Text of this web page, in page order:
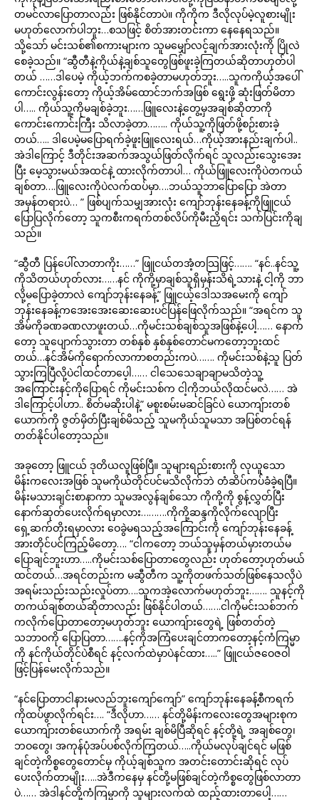
တမင်လာပြောတာလည်း ဖြစ်နိုင်တာပဲ။ ကိုကိုက ဒီလိုလုပ်မဲ့လူစားမျိုး
မဟုတ်လောက်ပါဘူး…စသဖြင့် စိတ်အားတင်းကာ နေနေရသည်။
သို့သော် မင်းသစ်၏စကားများက သူမမျှော်လင့်ချက်အားလုံးကို ပြိုလဲ
စေခဲ့သည်။ “ဆွီတီနဲ့ကိုယ်နဲ့ချစ်သူတွေဖြစ်ဖူးခဲ့ကြတယ်ဆိုတာဟုတ်ပါ
တယ် ……ဒါပေမဲ့ ကိုယ့်ဘက်ကစခဲ့တာမဟုတ်ဘူး…..သူကကိုယ့်အပေါ်
ကောင်းလွန်းတော့ ကိုယ့်အိမ်ထောင်ဘက်အဖြစ် ရွေးဖို့ ဆုံးဖြတ်မိတာ
ပါ….. ကိုယ်သူ့ကိုမချစ်ခဲ့ဘူး……ဖြူလေးနဲ့တွေ့မှအချစ်ဆိုတာကို
ကောင်းကောင်းကြီး သိလာခဲ့တာ…….. ကိုယ်သူ့ကိုဖြတ်ဖို့စဉ်းစားခဲ့
တယ်….. ဒါပေမဲ့မပြောရက်ခဲ့ဖူးဖြူလေးရယ်…ကိုယ့်အားနည်းချက်ပါ..
အဲဒါကြောင့် ဒီတိုင်းအဆက်အသွယ်ဖြတ်လိုက်ရင် သူလည်းသွေးအေး
ပြီး မေ့သွားမယ်အထင်နဲ့ ထားလိုက်တာပါ… ကိုယ်ဖြူလေးကိုပဲတကယ်
ချစ်တာ….ဖြူလေးကိုပဲလက်ထပ်မှာ….ဘယ်သူဘာပြောပြော အဲတာ
အမှန်တရားပဲ… ” ဖြစ်ပျက်သမျှအားလုံး ကျော်ဘုန်းနေခန့်ကိုဖြူငယ်
ပြောပြလိုက်တော့ သူကစီးကရက်တစ်လိပ်ကိုမီးညှိရင်း သက်ပြင်းကိုချ
သည်။
“ဆွီတီ ပြန်ပေါ်လာတာကိုး……” ဖြူငယ်တအံ့တသြဖြင့်……. “နင်..နင်သူ့
ကိုသိတယ်ဟုတ်လား……နင် ကိုကို့မှာချစ်သူရှိမှန်းသိရဲ့သားနဲ့ ငါ့ကို ဘာ
လို့မပြောခဲ့တာလဲ ကျော်ဘုန်းနေခန့်” ဖြူငယ့်ဒေါသအမေးကို ကျော်
ဘုန်းနေခန့်ကအေးအေးဆေးဆေးပင်ပြန်ဖြေလိုက်သည်။ “အရင်က သူ
အိမ်ကိုခဏခဏလာဖူးတယ်…ကိုမင်းသစ်ချစ်သူအဖြစ်နဲ့ပေါ့…… နောက်
တော့ သူပျောက်သွားတာ တစ်နှစ် နှစ်နှစ်တောင်မကတော့ဘူးထင်
တယ်…နင်အိမ်ကိုရောက်လာကာစတည်းကပဲ……. ကိုမင်းသစ်နဲ့သူ ပြတ်
သွားကြပြီလို့ပဲငါထင်တာပေ့ါ…… ငါသေသေချာချာမသိတဲ့သူ့
အကြောင်းနင့်ကိုပြောရင် ကိုမင်းသစ်က ငါ့ကိုဘယ်လိုထင်မလဲ…… အဲ
ဒါကြောင့်ပါဟာ.. စိတ်မဆိုးပါနဲ့” မစူးစမ်းမဆင်ခြင်ပဲ ယောကျ်ားတစ်
ယောက်ကို ဇွတ်မှိတ်ပြီးချစ်မိသည့် သူမကိုယ်သူမသာ အပြစ်တင်ရန်
တတ်နိုင်ပါတော့သည်။
အခုတော့ ဖြူငယ် ဒုတိယလူဖြစ်ပြီ။ သူများရည်းစားကို လုယူသော
မိန်းကလေးအဖြစ် သူမကိုယ်တိုင်ပင်မသိလိုက်ဘဲ တံဆိပ်ကပ်ခံခဲ့ရပြီ။
မိန်းမသားချင်းစာနာကာ သူမအလွန်ချစ်သော ကိုကို့ကို စွန့်လွှတ်ပြီး
နောက်ဆုတ်ပေးလိုက်ရမှာလား……….ကိုကို့ဆန္ဒကိုလိုက်လျောပြီး
ရှေ့ဆက်တိုးရမှာလား ဝေခွဲမရသည့်အကြောင်းကို ကျော်ဘုန်းနေခန့်
အားတိုင်ပင်ကြည့်မိတော့…. “ငါကတော့ ဘယ်သူမှန်တယ်မှားတယ်မ
ပြောချင်ဘူးဟာ…..ကိုမင်းသစ်ပြောတာတွေလည်း ဟုတ်တော့ဟုတ်မယ်
ထင်တယ်…အရင်တည်းက မဆွီတီက သူ့ကိုတဖက်သတ်ဖြစ်နေသလိုပဲ
အရမ်းသည်းသည်းလှုပ်တာ….သူကအဲ့လောက်မဟုတ်ဘူး……. သူနင့်ကို
တကယ်ချစ်တယ်ဆိုတာလည်း ဖြစ်နိုင်ပါတယ်…….ငါကိုမင်းသစ်ဘက်
ကလိုက်ပြောတာတော့မဟုတ်ဘူး ယောကျ်ားတွေရဲ့ ဖြစ်တတ်တဲ့
သဘာဝကို ပြောပြတာ…….နင့်ကိုအကြံပေးချင်တာကတော့နင့်ကံကြမ္မာ
ကို နင်ကိုယ်တိုင်ပဲစီရင် နင့်လက်ထဲမှာပဲနင်ထား…..” ဖြူငယ်ဇဝေဇဝါ
ဖြင့်ပြန်မေးလိုက်သည်။
“နင်ပြောတာငါနားမလည်ဘူးကျော်ကျော်” ကျော်ဘုန်းနေခန့်စီကရက်
ကိုထပ်ဖွာလိုက်ရင်း…. “ဒီလိုဟာ…… နင်တို့မိန်းကလေးတွေအများစုက
ယောကျ်ားတစ်ယောက်ကို အရမ်း ချစ်မိပြီဆိုရင် နင့်တို့ရဲ့ အချစ်တွေ၊
ဘဝတွေ၊ အကုန်ပုံအပ်ပစ်လိုက်ကြတယ်…..ကိုယ်မလုပ်ချင်ရင် မဖြစ်
ချင်တဲ့ကိစ္စတွေတောင်မှ ကိုယ့်ချစ်သူက အတင်းတောင်းဆိုရင် လုပ်
ပေးလိုက်တာမျိုး…..အဲဒီကနေမှ နင်တို့မဖြစ်ချင်တဲ့ကိစ္စတွေဖြစ်လာတာ
ပဲ…… အဲဒါနင်တို့ကံကြမ္မာကို သူများလက်ထဲ ထည့်ထားတာပေါ့……